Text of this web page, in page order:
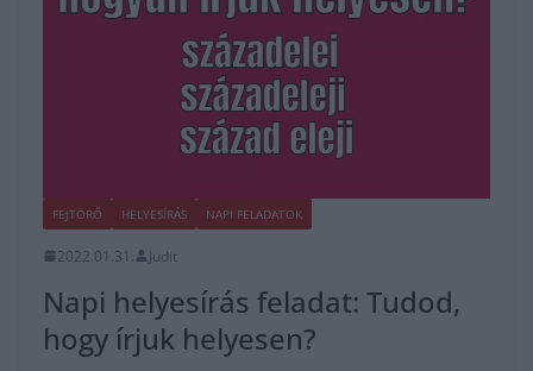
FEJTÖRŐ HELYESÍRÁS NAPI FELADATOK
2022.01.31. Judit
Napi helyesírás feladat: Tudod,
hogy írjuk helyesen?